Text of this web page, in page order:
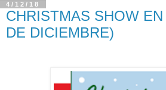
4/12/18
CHRISTMAS SHOW
DE DICIEMBRE)